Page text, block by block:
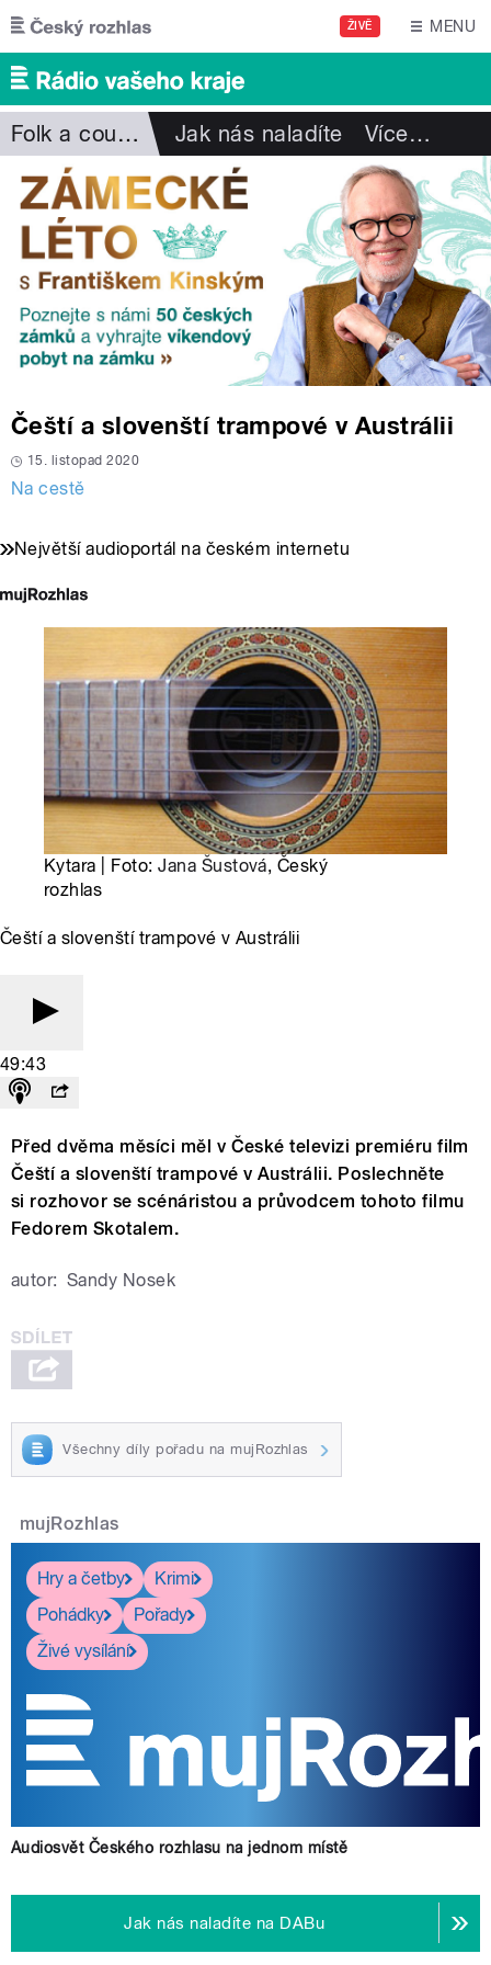
Přejít k hlavnímu obsahu
ŽIVĚ MENU
Folk a country Jak nás naladíte Více…
Čeští a slovenští trampové v Austrálii
15. listopad 2020
Na cestě
Největší audioportál na českém internetu
Kytara | Foto:Jana Šustová, Český
rozhlas
Čeští a slovenští trampové v Austrálii
49:43
Před dvěma měsíci měl v České televizi premiéru film
Čeští a slovenští trampové v Austrálii. Poslechněte
si rozhovor se scénáristou a průvodcem tohoto filmu
Fedorem Skotalem.
autor: Sandy Nosek
Všechny díly pořadu na mujRozhlas
mujRozhlas
Hry a četby
Krimi
Pohádky
Pořady
Živé vysílání
Audiosvět Českého rozhlasu na jednom místě
Jak nás naladíte na DABu